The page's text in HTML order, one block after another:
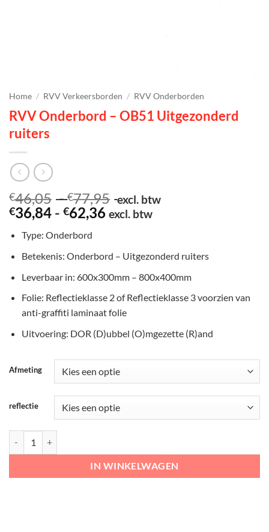
Home / RVV Verkeersborden / RVV Onderborden
RVV Onderbord – OB51 Uitgezonderd
ruiters
€46,05 - €77,95 Prijsklasse:
€46,05
excl. btw
€36,84 - €62,36Prijsklasse:
€62,36
excl. btw
Type: Onderbord
Betekenis: Onderbord – Uitgezonderd ruiters
Leverbaar in: 600x300mm – 800x400mm
Folie: Reflectieklasse 2 of Reflectieklasse 3 voorzien van
anti-graffiti laminaat folie
Uitvoering: DOR (D)ubbel (O)mgezette (R)and
Afmeting
reflectie
IN WINKELWAGEN